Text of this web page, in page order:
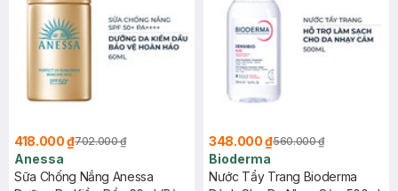
418.000 ₫702.000 ₫
Anessa
Sữa Chống Nắng Anessa
348.000 ₫560.000 ₫
Bioderma
Nước Tẩy Trang Bioderma